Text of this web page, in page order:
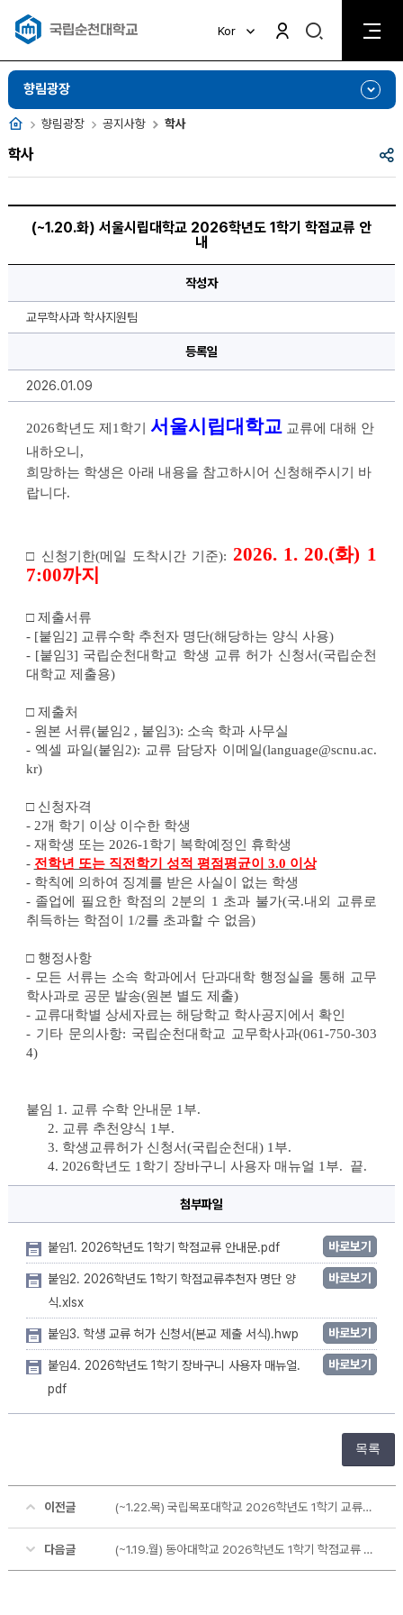
Kor
활
검
비
활
성
화
향림광장
홈 향림광장 공지사항 학사
학사
공
시
학
2026
기
(~1.20.화) 서울시립대학교 2026학년도 1학기 학점교류 안
내
작성자
교무학사과 학사지원팀
등록일
2026.01.09
2026학년도 제1학기 서울시립대학교 교류에 대해 안
내하오니,
희망하는 학생은 아래 내용을 참고하시어 신청해주시기 바
랍니다.
□ 신청기한(메일 도착시간 기준): 2026. 1. 20.(화) 1
7:00까지
□ 제출서류
- [붙임2] 교류수학 추천자 명단(해당하는 양식 사용)
- [붙임3] 국립순천대학교 학생 교류 허가 신청서(국립순천
대학교 제출용)
□ 제출처
- 원본 서류(붙임2 , 붙임3): 소속 학과 사무실
- 엑셀 파일(붙임2): 교류 담당자 이메일(language@scnu.ac.
kr)
□ 신청자격
- 2개 학기 이상 이수한 학생
- 재학생 또는 2026-1학기 복학예정인 휴학생
- 전학년 또는 직전학기 성적 평점평균이 3.0 이상
- 학칙에 의하여 징계를 받은 사실이 없는 학생
- 졸업에 필요한 학점의 2분의 1 초과 불가(국.내외 교류로
취득하는 학점이 1/2를 초과할 수 없음)
□ 행정사항
- 모든 서류는 소속 학과에서 단과대학 행정실을 통해 교무
학사과로 공문 발송(원본 별도 제출)
- 교류대학별 상세자료는 해당학교 학사공지에서 확인
- 기타 문의사항: 국립순천대학교 교무학사과(061-750-303
4)
붙임 1. 교류 수학 안내문 1부.
      2. 교류 추천양식 1부.
      3. 학생교류허가 신청서(국립순천대) 1부.
      4. 2026학년도 1학기 장바구니 사용자 매뉴얼 1부.  끝.
첨부파일
붙임1. 2026학년도 1학기 학점교류 안내문.pdf 바로보기
붙임2. 2026학년도 1학기 학점교류추천자 명단 양
식.xlsx
바로보기
붙임3. 학생 교류 허가 신청서(본교 제출 서식).hwp 바로보기
붙임4. 2026학년도 1학기 장바구니 사용자 매뉴얼.
pdf
바로보기
목록
이전글 (~1.22.목) 국립목포대학교 2026학년도 1학기 교류학생 수학 안내
다음글 (~1.19.월) 동아대학교 2026학년도 1학기 학점교류 수학 안내